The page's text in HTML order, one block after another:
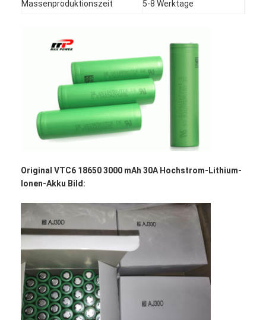
Fabrik-Ausflug
Qualitätskontrolle
Treten Sie mit uns in Verbindung
Nachrichten
Jetzt Chatten
Batterie des Lithiums lifepo4
Lithium-Polymer-Akku
Energieakkumulatoren
NiMH Akkus
NiCd-Akkus
Massenproduktionszeit 5-8 Werktage
Original VTC6 18650 3000 mAh 30A Hochstrom-Lithium-
Ionen-Akku Bild: